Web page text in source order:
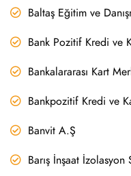
Baltaş Eğitim ve
Bank Pozitif Kredi ve
Bankalararası Kart
Bankpozitif Kredi ve
Banvit A.Ş
Barış İnşaat